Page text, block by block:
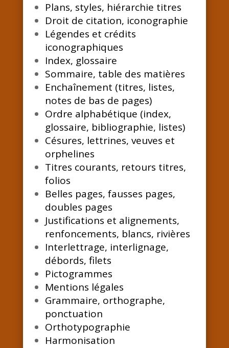
Plans, styles, hiérarchie titres
Droit de citation, iconographie
Légendes et crédits
iconographiques
Index, glossaire
Sommaire, table des matières
Enchaînement (titres, listes,
notes de bas de pages)
Ordre alphabétique (index,
glossaire, bibliographie, listes)
Césures, lettrines, veuves et
orphelines
Titres courants, retours titres,
folios
Belles pages, fausses pages,
doubles pages
Justifications et alignements,
renfoncements, blancs, rivières
Interlettrage, interlignage,
débords, filets
Pictogrammes
Mentions légales
Grammaire, orthographe,
ponctuation
Orthotypographie
Harmonisation